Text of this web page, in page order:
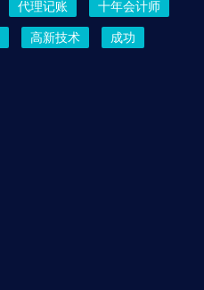
代理记账 十年会计师
高新技术 成功